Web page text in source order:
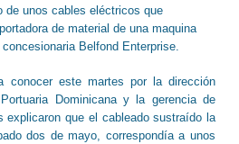
de unos cables eléctricos que
de material de una maquina
Belfond Enterprise.
conocer este martes por la dirección
Dominicana y la gerencia de
explicaron que el cableado sustraído la
dos de mayo, correspondía a unos